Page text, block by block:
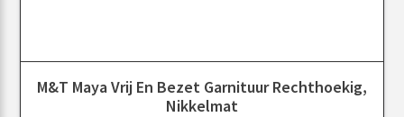
M&T Maya Vrij En Bezet Garnituur Rechthoekig,
Nikkelmat